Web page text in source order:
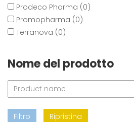
Prodeco Pharma (0)
Promopharma (0)
Terranova (0)
Nome del prodotto
Filtro Ripristina